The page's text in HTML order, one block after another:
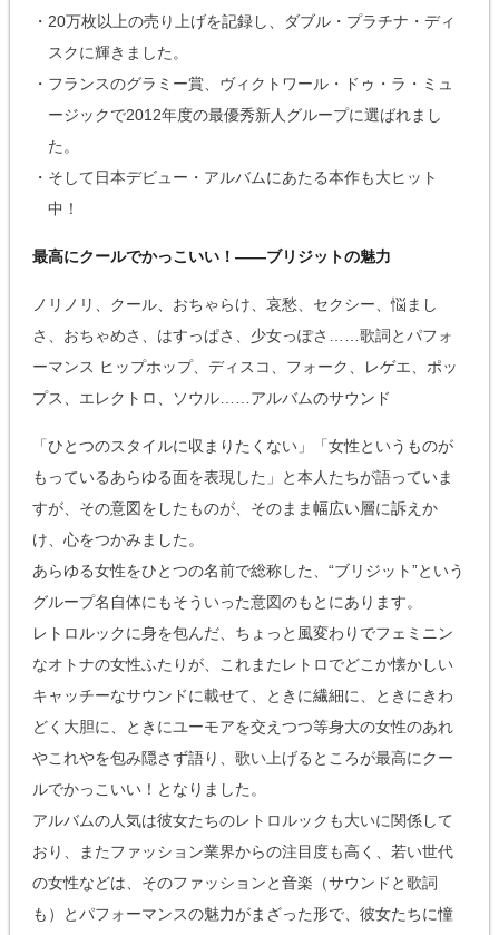
・20万枚以上の売り上げを記録し、ダブル・プラチナ・ディ
スクに輝きました。
・フランスのグラミー賞、ヴィクトワール・ドゥ・ラ・ミュ
ージックで2012年度の最優秀新人グループに選ばれまし
た。
・そして日本デビュー・アルバムにあたる本作も大ヒット
中！
最高にクールでかっこいい！——ブリジットの魅力
ノリノリ、クール、おちゃらけ、哀愁、セクシー、悩まし
さ、おちゃめさ、はすっぱさ、少女っぽさ……歌詞とパフォ
ーマンス ヒップホップ、ディスコ、フォーク、レゲエ、ポッ
プス、エレクトロ、ソウル……アルバムのサウンド
「ひとつのスタイルに収まりたくない」「女性というものが
もっているあらゆる面を表現した」と本人たちが語っていま
すが、その意図をしたものが、そのまま幅広い層に訴えか
け、心をつかみました。
あらゆる女性をひとつの名前で総称した、“ブリジット”という
グループ名自体にもそういった意図のもとにあります。
レトロルックに身を包んだ、ちょっと風変わりでフェミニン
なオトナの女性ふたりが、これまたレトロでどこか懐かしい
キャッチーなサウンドに載せて、ときに繊細に、ときにきわ
どく大胆に、ときにユーモアを交えつつ等身大の女性のあれ
やこれやを包み隠さず語り、歌い上げるところが最高にクー
ルでかっこいい！となりました。
アルバムの人気は彼女たちのレトロルックも大いに関係して
おり、またファッション業界からの注目度も高く、若い世代
の女性などは、そのファッションと音楽（サウンドと歌詞
も）とパフォーマンスの魅力がまざった形で、彼女たちに憧